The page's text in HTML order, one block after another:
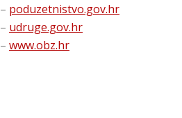
– poduzetnistvo.gov.hr
– udruge.gov.hr
– www.obz.hr